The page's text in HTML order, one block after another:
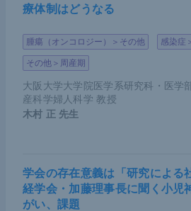
療体制はどうなる
腫瘍（オンコロジー）＞その他 感染症
その他＞周産期
大阪大学大学院医学系研究科・医学
産科学婦人科学 教授
木村 正 先生
学会の存在意義は「研究によ
経学会・加藤理事長に聞く小児
がい、課題